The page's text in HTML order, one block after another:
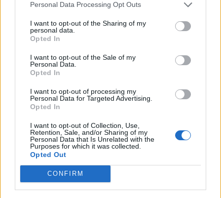
Personal Data Processing Opt Outs
I want to opt-out of the Sharing of my
personal data.
Opted In
I want to opt-out of the Sale of my
Personal Data.
Opted In
I want to opt-out of processing my
Personal Data for Targeted Advertising.
Opted In
I want to opt-out of Collection, Use,
Retention, Sale, and/or Sharing of my
Personal Data that Is Unrelated with the
Purposes for which it was collected.
Opted Out
CONFIRM
Popular Posts
Les bienfaits du sauna sur le corps
3 octobre 2022
Covid-19 : reprise épidémique partout en France
26 septembre 2022
Une seule prise de sang pour détecter 50 cancers
13 septembre 2022
Ces maladies que l’on attrape à la plage !
6 août 2018
My Favorites